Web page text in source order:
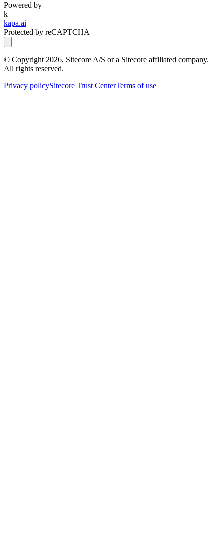
Powered by
k
kapa.ai
Protected by reCAPTCHA
© Copyright 2026, Sitecore A/S or a Sitecore affiliated company.
All rights reserved.
Privacy policySitecore Trust CenterTerms of use